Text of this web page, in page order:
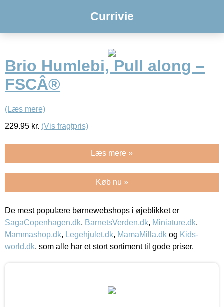
Currivie
Brio Humlebi, Pull along –
FSCÂ®
(Læs mere)
229.95 kr. (Vis fragtpris)
Læs mere »
Køb nu »
De mest populære børnewebshops i øjeblikket er
SagaCopenhagen.dk, BarnetsVerden.dk, Miniature.dk,
Mammashop.dk, Legehjulet.dk, MamaMilla.dk og Kids-
world.dk, som alle har et stort sortiment til gode priser.